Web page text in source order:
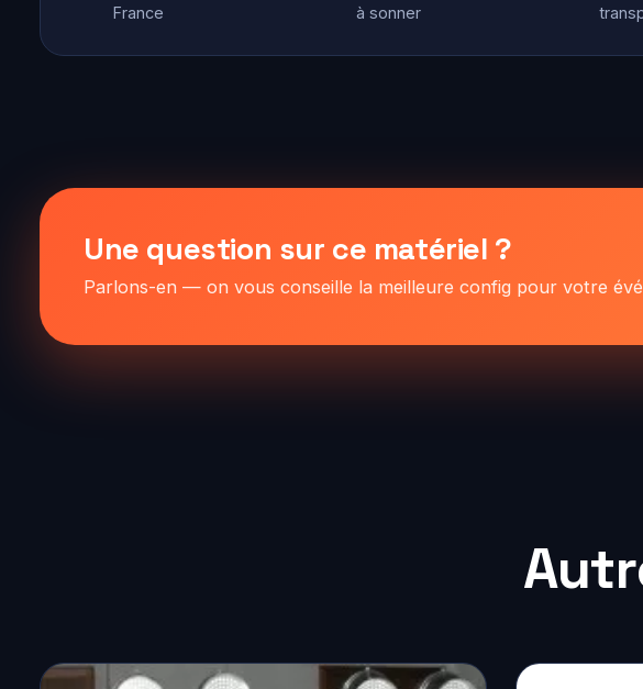
France
à sonner
Une question sur ce matériel ?
Parlons-en — on vous conseille la meilleure config pour votre